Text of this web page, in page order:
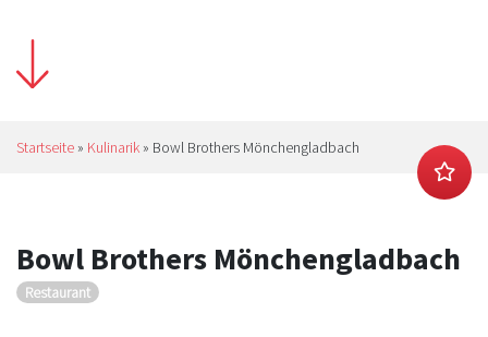
Startseite » Kulinarik » Bowl Brothers Mönchengladbach
Bowl Brothers Mönchengladbach
Restaurant